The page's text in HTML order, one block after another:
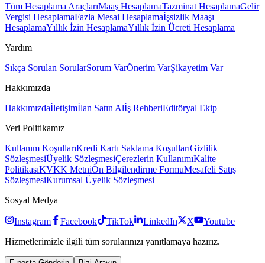
Tüm Hesaplama AraçlarıMaaş HesaplamaTazminat HesaplamaGelir
Vergisi HesaplamaFazla Mesai Hesaplamaİşsizlik Maaşı
HesaplamaYıllık İzin HesaplamaYıllık İzin Ücreti Hesaplama
Yardım
Sıkça Sorulan SorularSorum VarÖnerim VarŞikayetim Var
Hakkımızda
Hakkımızdaİletişimİlan Satın Alİş RehberiEditöryal Ekip
Veri Politikamız
Kullanım KoşullarıKredi Kartı Saklama KoşullarıGizlilik
SözleşmesiÜyelik SözleşmesiÇerezlerin KullanımıKalite
PolitikasıKVKK MetniÖn Bilgilendirme FormuMesafeli Satış
SözleşmesiKurumsal Üyelik Sözleşmesi
Sosyal Medya
Instagram Facebook TikTok LinkedIn X
Youtube
Hizmetlerimizle ilgili tüm sorularınızı yanıtlamaya hazırız.